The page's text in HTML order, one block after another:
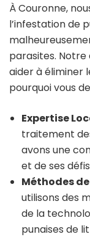
À Couronne,
l’infestation de
parasites. Notre
aider à éliminer
pourquoi vous
Expertise
traitement
avons une
et de ses
Méthodes
utilisons des
de la
punaises de